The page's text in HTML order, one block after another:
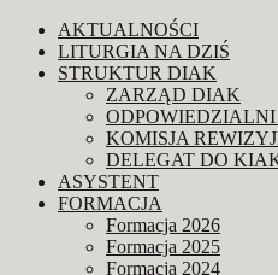
AKTUALNOŚCI
LITURGIA NA DZIŚ
STRUKTUR DIAK
ZARZĄD DIAK
KOMISJA
DELEGAT DO
ASYSTENT
FORMACJA
Formacja 2026
Formacja 2025
Formacja 2024